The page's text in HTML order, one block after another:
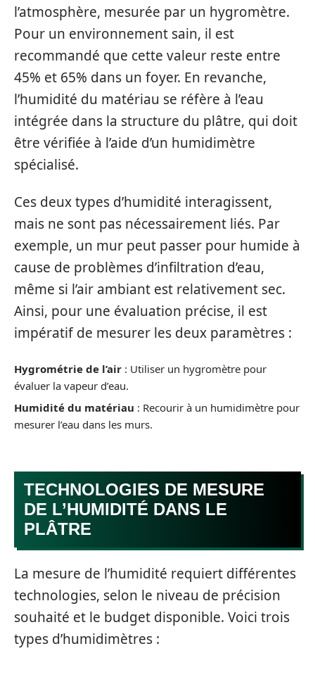
l’atmosphère, mesurée par un hygromètre.
Pour un environnement sain, il est
recommandé que cette valeur reste entre
45% et 65% dans un foyer. En revanche,
l’humidité du matériau se réfère à l’eau
intégrée dans la structure du plâtre, qui doit
être vérifiée à l’aide d’un humidimètre
spécialisé.
Ces deux types d’humidité interagissent,
mais ne sont pas nécessairement liés. Par
exemple, un mur peut passer pour humide à
cause de problèmes d’infiltration d’eau,
même si l’air ambiant est relativement sec.
Ainsi, pour une évaluation précise, il est
impératif de mesurer les deux paramètres :
Hygrométrie de l’air : Utiliser un hygromètre pour
évaluer la vapeur d’eau.
Humidité du matériau : Recourir à un humidimètre pour
mesurer l’eau dans les murs.
TECHNOLOGIES DE MESURE
DE L’HUMIDITÉ DANS LE
PLÂTRE
La mesure de l’humidité requiert différentes
technologies, selon le niveau de précision
souhaité et le budget disponible. Voici trois
types d’humidimètres :